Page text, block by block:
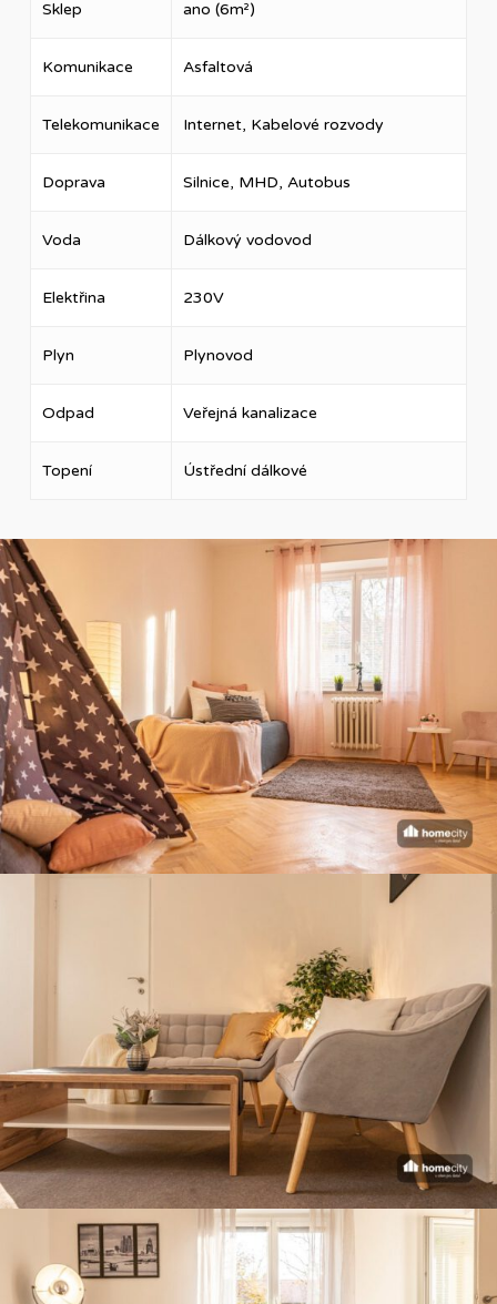
Sklep ano (6m²)
Komunikace Asfaltová
Telekomunikace Internet, Kabelové rozvody
Doprava Silnice, MHD, Autobus
Voda Dálkový vodovod
Elektřina 230V
Plyn Plynovod
Odpad Veřejná kanalizace
Topení Ústřední dálkové